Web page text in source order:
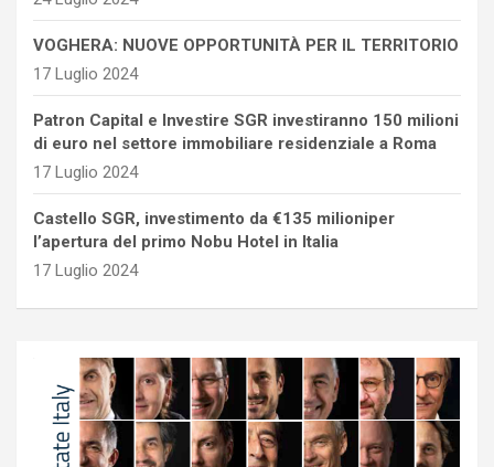
VOGHERA: NUOVE OPPORTUNITÀ PER IL TERRITORIO
17 Luglio 2024
Patron Capital e Investire SGR investiranno 150 milioni
di euro nel settore immobiliare residenziale a Roma
17 Luglio 2024
Castello SGR, investimento da €135 milioniper
l’apertura del primo Nobu Hotel in Italia
17 Luglio 2024